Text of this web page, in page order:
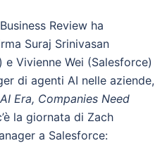
Review ha
Suraj Srinivasan
e Vivienne Wei (Salesforce)
di agenti AI nelle aziende,
Era, Companies Need
la giornata di Zach
a Salesforce: